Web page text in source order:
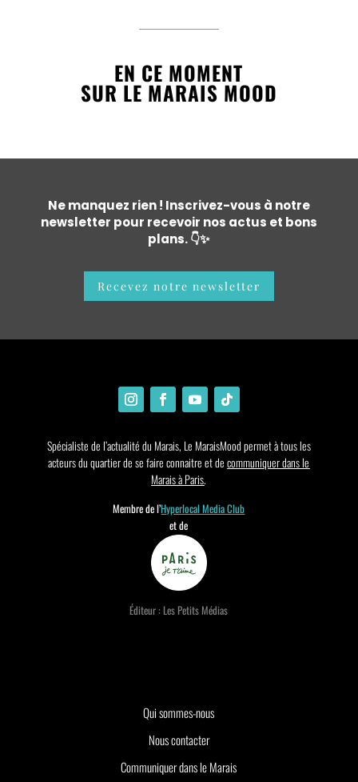
EN CE MOMENT
SUR LE MARAIS MOOD
Ne manquez rien ! Inscrivez-vous à notre
newsletter pour recevoir nos actus et bons
plans. 👇✨
Recevez notre newsletter
Spécialiste de l’actualité du Marais, Le MaraisMood permet à tous les
acteurs du quartier de se faire connaitre et decommuniquer dans le
Marais à Paris.
Membre de l’Hyperlocal Media Club
et de
Éditeur : Les Petits Médias
Qui sommes-nous
Nous contacter
Communiquer dans le Marais